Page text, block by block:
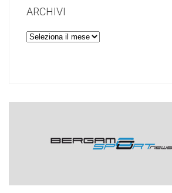
ARCHIVI
Archivi